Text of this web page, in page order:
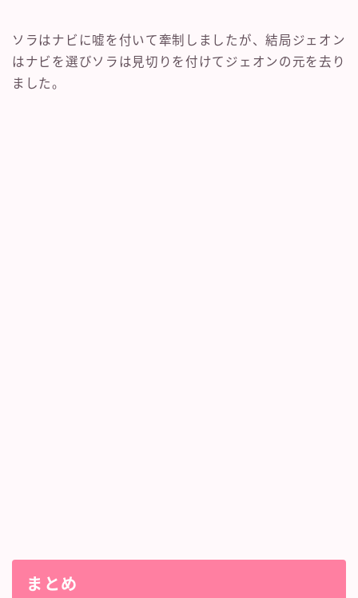
ソラはナビに嘘を付いて牽制しましたが、結局ジェオン
はナビを選びソラは見切りを付けてジェオンの元を去り
ました。
まとめ